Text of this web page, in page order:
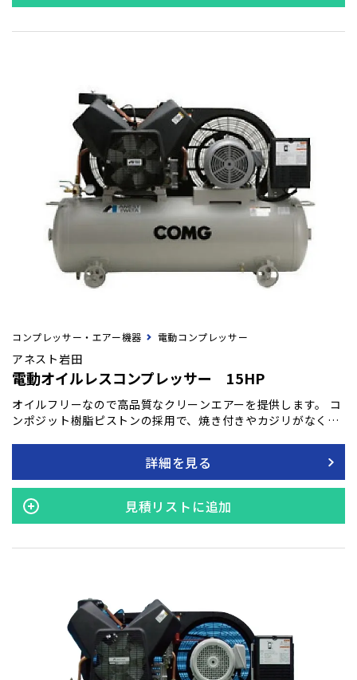
コンプレッサー・エアー機器 電動コンプレッサー
アネスト岩田
電動オイルレスコンプレッサー 15HP
オイルフリーなので高品質なクリーンエアーを提供します。 コ
ンポジット樹脂ピストンの採用で、焼き付きやカジリがなく、
1.0MPaのパワフルなコンプレッサーです。（5.5kW機以上は2
段圧縮方式を採用） 5.5kW機以上には防塵フィルターキットを
標準装備しています。
詳細を見る
見積リストに追加